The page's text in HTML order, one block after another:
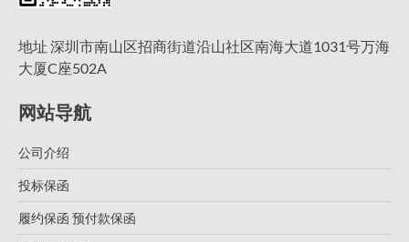
地址 深圳市南山区招商街道沿山社区南海大道1031号万海
大厦C座502A
网站导航
公司介绍
投标保函
履约保函 预付款保函